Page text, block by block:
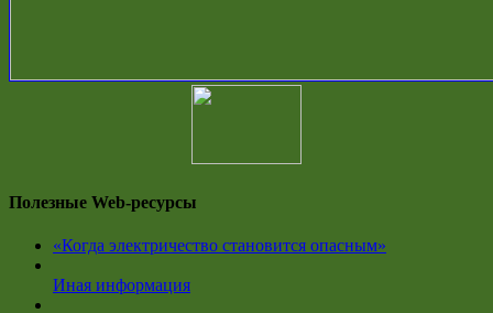
Полезные Web-ресурсы
«Когда электричество становится опасным»
Иная информация